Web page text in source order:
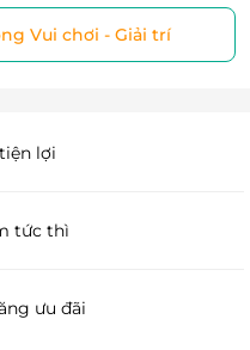
Vui chơi - Giải trí
lợi
tức thì
ưu đãi